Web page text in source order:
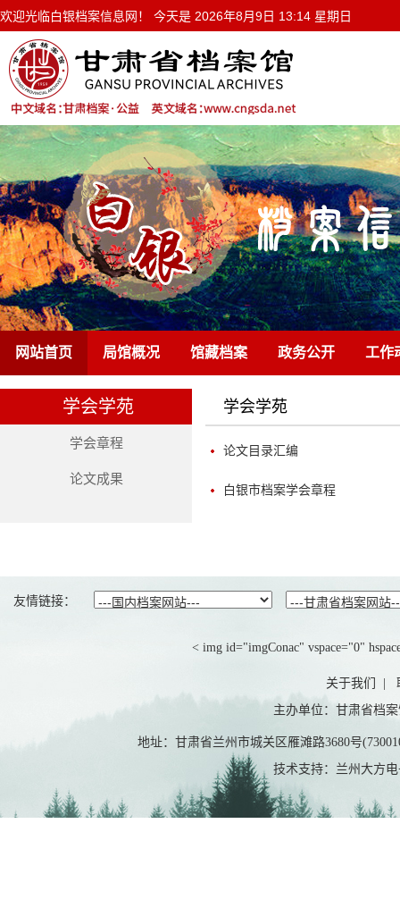
欢迎光临白银档案信息网！ 今天是 2026年8月9日 13:14 星期日
网站首页 局馆概况 馆藏档案 政务公开 工作
学会学苑
学会章程
论文成果
学会学苑
论文目录汇编
白银市档案学会章程
友情链接：
< img id="imgConac" vspace="0"
关于我们
主办单位：甘肃省档
地址：甘肃省兰州市城关区雁滩路3680号
技术支持：兰州大方